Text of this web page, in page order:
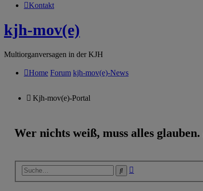
Kontakt
kjh-mov(e)
Multiorganversagen in der KJH
Home Forum kjh-mov(e)-News
Kjh-mov(e)-Portal
Wer nichts weiß, muss alles glauben.